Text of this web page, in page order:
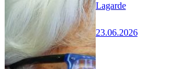
Lagarde
23.06.2026